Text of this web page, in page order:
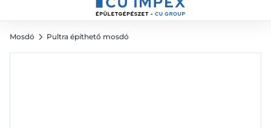
Mosdó Pultra építhető mosdó